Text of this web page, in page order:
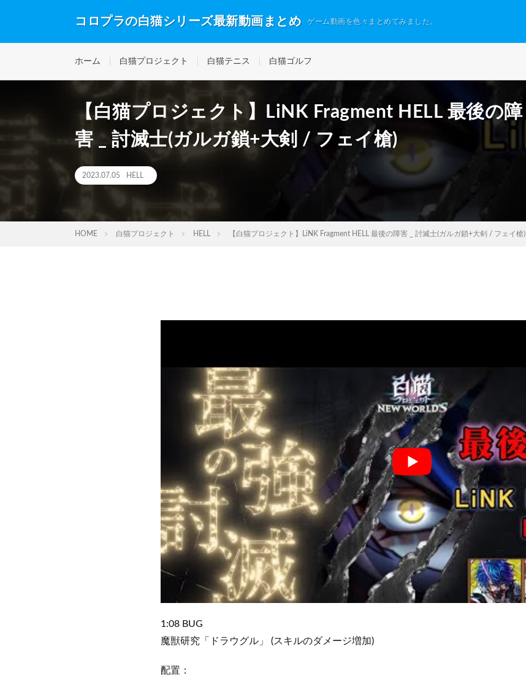
コロプラの白猫シリーズ最新動画まとめ ゲーム動画を色々まとめてみました。
ホーム 白猫プロジェクト 白猫テニス 白猫ゴルフ
【白猫プロジェクト】LiNK Fragment HELL 最後の障
害 _ 討滅士(ガルガ鎖+大剣 / フェイ槍)
2023.07.05 HELL
HOME 白猫プロジェクト HELL 【白猫プロジェクト】LiNK Fragment HELL 最後の障害 _ 討滅士(ガルガ鎖+大剣 / フェイ槍)
1:08 BUG
魔獣研究「ドラウグル」 (スキルのダメージ増加)
配置：